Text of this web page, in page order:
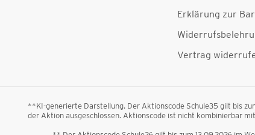
Erklärung zur
Vertrag
**KI-generierte Darstellung. Der Aktionscode Schule35 gilt bis
der Aktion ausgeschlossen. Aktionscode ist nicht kombinierbar